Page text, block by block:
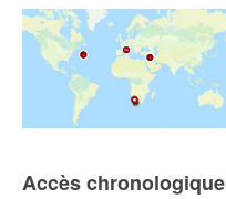
Accès chronologique